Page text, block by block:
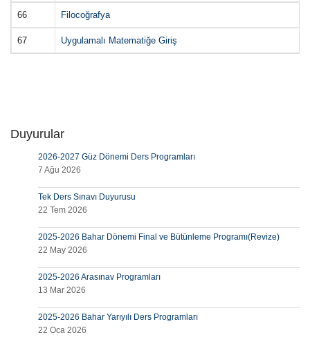
66 Filocoğrafya
67 Uygulamalı Matematiğe Giriş
Duyurular
2026-2027 Güz Dönemi Ders Programları
7 Ağu 2026
Tek Ders Sınavı Duyurusu
22 Tem 2026
2025-2026 Bahar Dönemi Final ve Bütünleme Programı(Revize)
22 May 2026
2025-2026 Arasınav Programları
13 Mar 2026
2025-2026 Bahar Yarıyılı Ders Programları
22 Oca 2026